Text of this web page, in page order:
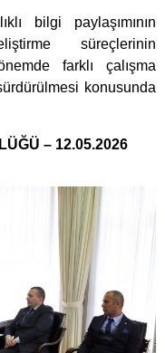
bilgi paylaşımının
süreçlerinin
farklı çalışma
konusunda
– 12.05.2026